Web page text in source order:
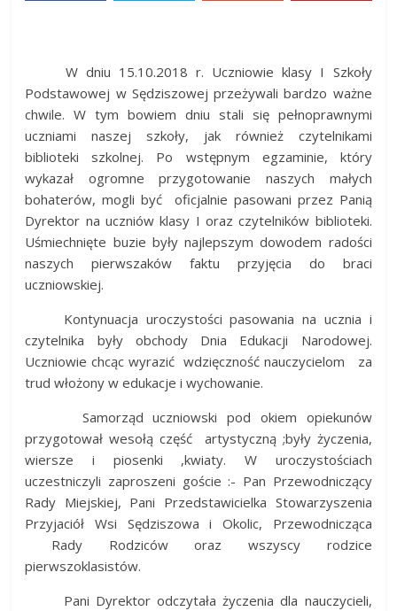
W dniu 15.10.2018 r. Uczniowie klasy I Szkoły
Podstawowej w Sędziszowej przeżywali bardzo ważne
chwile. W tym bowiem dniu stali się pełnoprawnymi
uczniami naszej szkoły, jak również czytelnikami
biblioteki szkolnej. Po wstępnym egzaminie, który
wykazał ogromne przygotowanie naszych małych
bohaterów, mogli być oficjalnie pasowani przez Panią
Dyrektor na uczniów klasy I oraz czytelników biblioteki.
Uśmiechnięte buzie były najlepszym dowodem radości
naszych pierwszaków faktu przyjęcia do braci
uczniowskiej.
Kontynuacja uroczystości pasowania na ucznia i
czytelnika były obchody Dnia Edukacji Narodowej.
Uczniowie chcąc wyrazić wdzięczność nauczycielom za
trud włożony w edukacje i wychowanie.
Samorząd uczniowski pod okiem opiekunów
przygotował wesołą część artystyczną ;były życzenia,
wiersze i piosenki ,kwiaty. W uroczystościach
uczestniczyli zaproszeni goście :- Pan Przewodniczący
Rady Miejskiej, Pani Przedstawicielka Stowarzyszenia
Przyjaciół Wsi Sędziszowa i Okolic, Przewodnicząca
Rady Rodziców oraz wszyscy rodzice
pierwszoklasistów.
Pani Dyrektor odczytała życzenia dla nauczycieli,